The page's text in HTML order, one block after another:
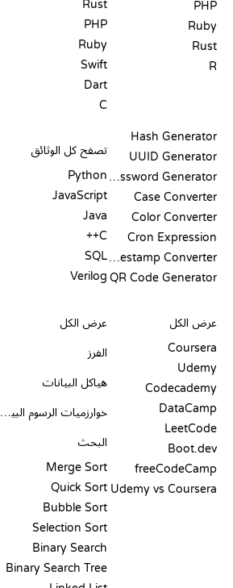
PHP
Ruby
Rust
R
Rust
PHP
Ruby
Swift
Dart
C
Hash Generator
UUID Generator
Password Generator
Case Converter
Color Converter
Cron Expression
Timestamp Converter
QR Code Generator
تصفح كل الوثائق
Python
JavaScript
Java
C++
SQL
Verilog
عرض الكل
Coursera
Udemy
Codecademy
DataCamp
LeetCode
Boot.dev
freeCodeCamp
Udemy vs Coursera
عرض الكل
الفرز
هياكل البيانات
خوارزميات الرسوم البيانية
البحث
Merge Sort
Quick Sort
Bubble Sort
Selection Sort
Binary Search
Binary Search Tree